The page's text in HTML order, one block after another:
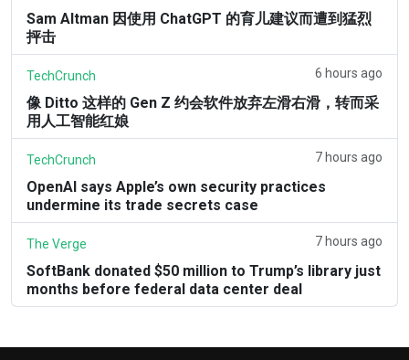
Sam Altman 因使用 ChatGPT 的育儿建议而遭到猛烈
抨击
TechCrunch 6 hours ago
像 Ditto 这样的 Gen Z 约会软件放弃左滑右滑，转而采
用人工智能红娘
TechCrunch 7 hours ago
OpenAI says Apple’s own security practices
undermine its trade secrets case
The Verge 7 hours ago
SoftBank donated $50 million to Trump’s library just
months before federal data center deal